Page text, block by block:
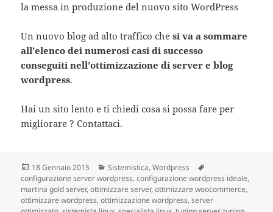
la messa in produzione del nuovo sito WordPress
Un nuovo blog ad alto traffico chesi va a sommare
all’elenco dei numerosi casi di successo
conseguiti nell’ottimizzazione di server e blog
wordpress.
Hai un sito lento e ti chiedi cosa si possa fare per
migliorare ? Contattaci.
Scritto
il
18 Gennaio 2015 Categorie
Sistemistica,Wordpress
configurazione server wordpress,configurazione wordpress ideale,
martina gold server,ottimizzare server,ottimizzare woocommerce,
ottimizzare wordpress,ottimizzazione wordpress,server